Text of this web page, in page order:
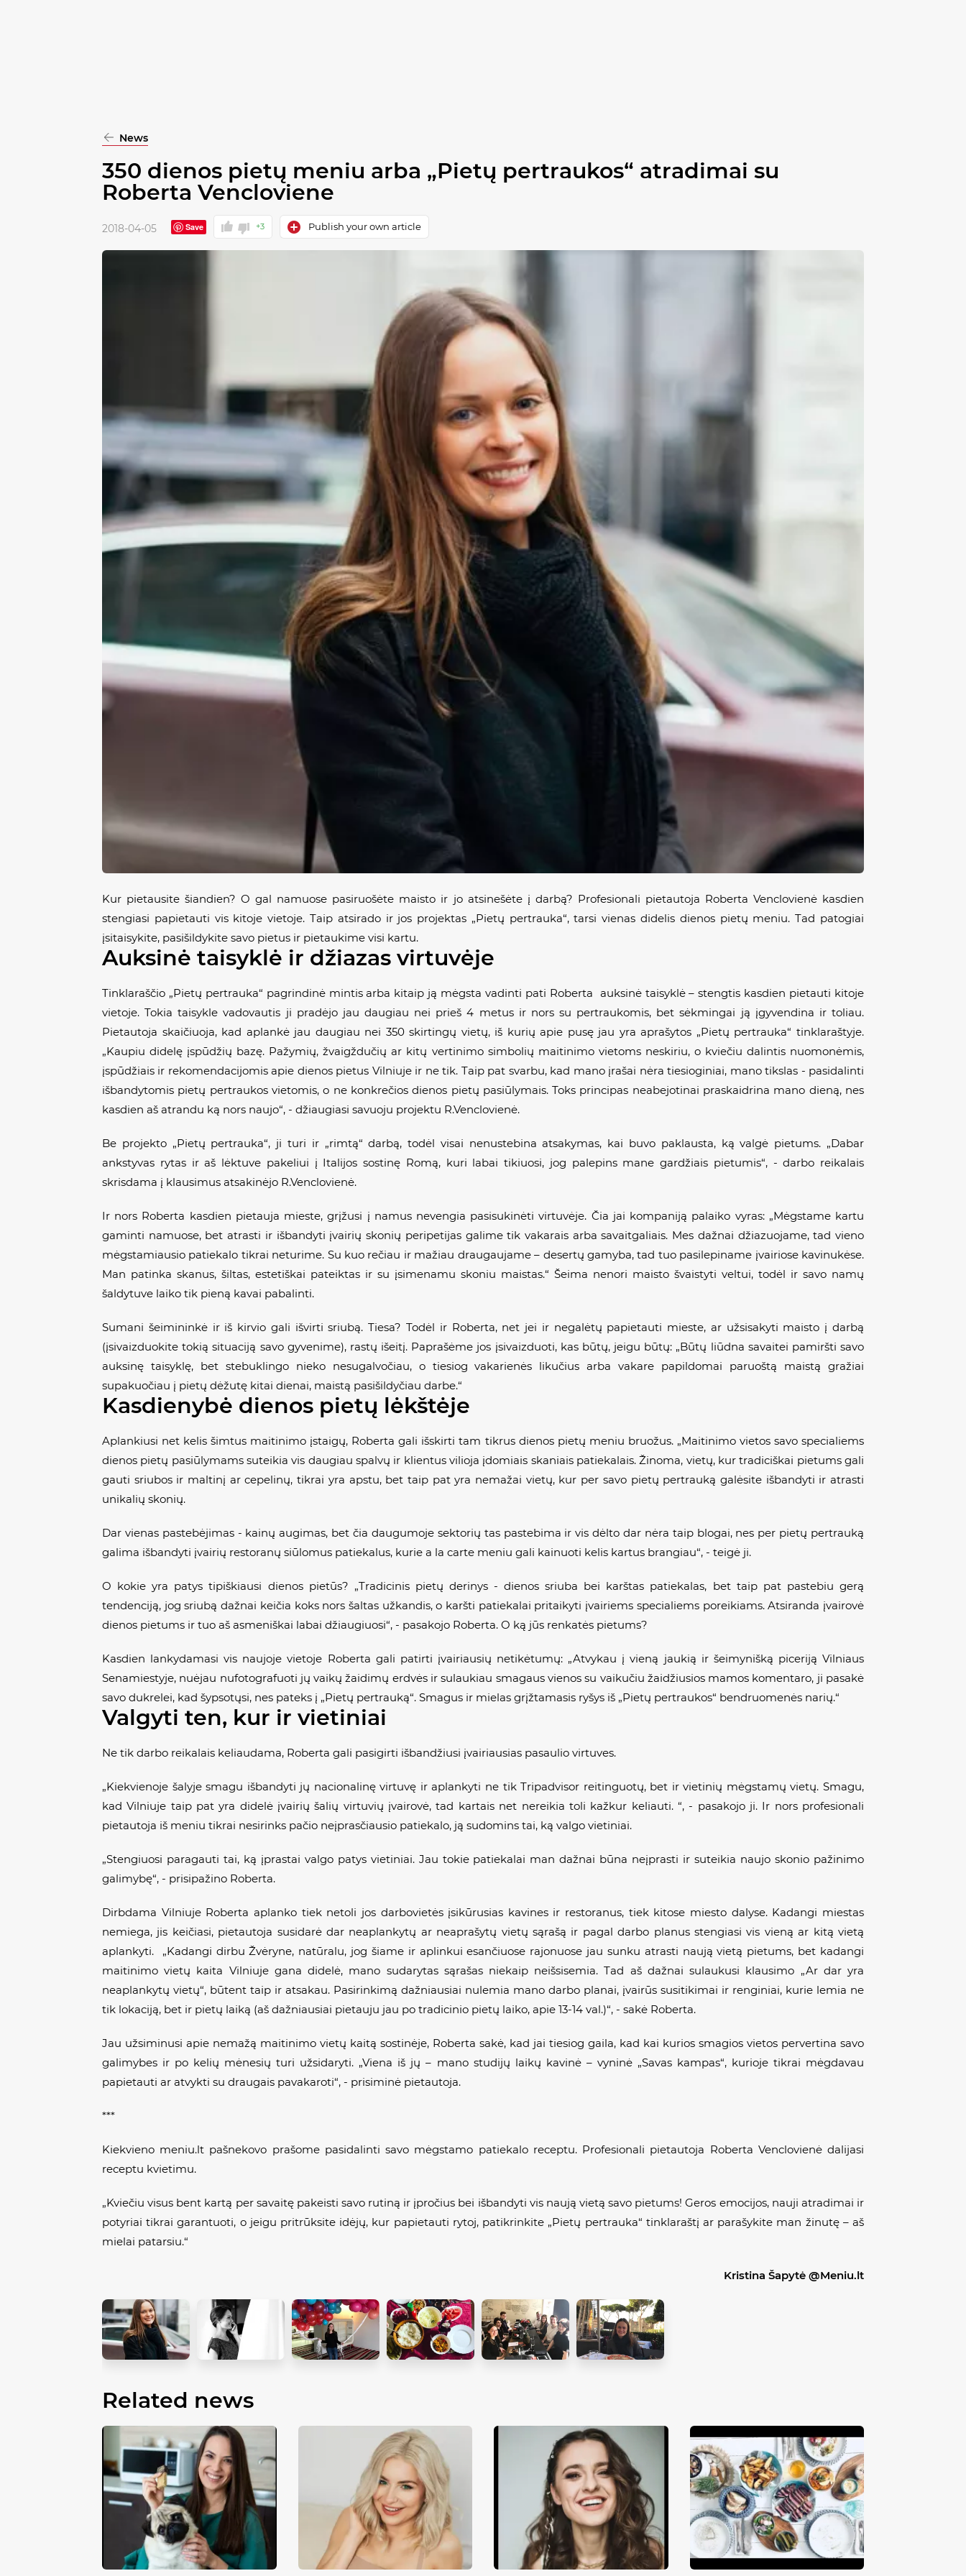
News
350 dienos pietų meniu arba „Pietų pertraukos“ atradimai su
Roberta Vencloviene
2018-04-05 Save +3 Publish your own article
Kur pietausite šiandien? O gal namuose pasiruošėte maisto ir jo atsinešėte į darbą? Profesionali pietautoja Roberta Venclovienė kasdien
stengiasi papietauti vis kitoje vietoje. Taip atsirado ir jos projektas „Pietų pertrauka“, tarsi vienas didelis dienos pietų meniu. Tad patogiai
įsitaisykite, pasišildykite savo pietus ir pietaukime visi kartu.
Auksinė taisyklė ir džiazas virtuvėje
Tinklaraščio „Pietų pertrauka“ pagrindinė mintis arba kitaip ją mėgsta vadinti pati Roberta auksinė taisyklė– stengtis kasdien pietauti kitoje
vietoje. Tokia taisykle vadovautis ji pradėjo jau daugiau nei prieš 4 metus ir nors su pertraukomis, bet sėkmingai ją įgyvendina ir toliau.
Pietautoja skaičiuoja, kad aplankė jau daugiau nei 350 skirtingų vietų, iš kurių apie pusę jau yra aprašytos „Pietų pertrauka“ tinklaraštyje.
„Kaupiu didelę įspūdžių bazę. Pažymių, žvaigždučių ar kitų vertinimo simbolių maitinimo vietoms neskiriu, o kviečiu dalintis nuomonėmis,
įspūdžiais ir rekomendacijomis apie dienos pietus Vilniuje ir ne tik. Taip pat svarbu, kad mano įrašai nėra tiesioginiai, mano tikslas - pasidalinti
išbandytomis pietų pertraukos vietomis, o ne konkrečios dienos pietų pasiūlymais. Toks principas neabejotinai praskaidrina mano dieną, nes
kasdien aš atrandu ką nors naujo“, - džiaugiasi savuoju projektu R.Venclovienė.
Be projekto „Pietų pertrauka“, ji turi ir „rimtą“ darbą, todėl visai nenustebina atsakymas, kai buvo paklausta, ką valgė pietums. „Dabar
ankstyvas rytas ir aš lėktuve pakeliui į Italijos sostinę Romą, kuri labai tikiuosi, jog palepins mane gardžiais pietumis“, - darbo reikalais
skrisdama į klausimus atsakinėjo R.Venclovienė.
Ir nors Roberta kasdien pietauja mieste, grįžusi į namus nevengia pasisukinėti virtuvėje. Čia jai kompaniją palaiko vyras: „Mėgstame kartu
gaminti namuose, bet atrasti ir išbandyti įvairių skonių peripetijas galime tik vakarais arba savaitgaliais. Mes dažnai džiazuojame, tad vieno
mėgstamiausio patiekalo tikrai neturime. Su kuo rečiau ir mažiau draugaujame – desertų gamyba, tad tuo pasilepiname įvairiose kavinukėse.
Man patinka skanus, šiltas, estetiškai pateiktas ir su įsimenamu skoniu maistas.“ Šeima nenori maisto švaistyti veltui, todėl ir savo namų
šaldytuve laiko tik pieną kavai pabalinti.
Sumani šeimininkė ir iš kirvio gali išvirti sriubą. Tiesa? Todėl ir Roberta, net jei ir negalėtų papietauti mieste, ar užsisakyti maisto į darbą
(įsivaizduokite tokią situaciją savo gyvenime), rastų išeitį. Paprašėme jos įsivaizduoti, kas būtų, jeigu būtų: „Būtų liūdna savaitei pamiršti savo
auksinę taisyklę, bet stebuklingo nieko nesugalvočiau, o tiesiog vakarienės likučius arba vakare papildomai paruoštą maistą gražiai
supakuočiau į pietų dėžutę kitai dienai, maistą pasišildyčiau darbe.“
Kasdienybė dienos pietų lėkštėje
Aplankiusi net kelis šimtus maitinimo įstaigų, Roberta gali išskirti tam tikrus dienos pietų meniu bruožus. „Maitinimo vietos savo specialiems
dienos pietų pasiūlymams suteikia vis daugiau spalvų ir klientus vilioja įdomiais skaniais patiekalais. Žinoma, vietų, kur tradiciškai pietums gali
gauti sriubos ir maltinį ar cepelinų, tikrai yra apstu, bet taip pat yra nemažai vietų, kur per savo pietų pertrauką galėsite išbandyti ir atrasti
unikalių skonių.
Dar vienas pastebėjimas - kainų augimas, bet čia daugumoje sektorių tas pastebima ir vis dėlto dar nėra taip blogai, nes per pietų pertrauką
galima išbandyti įvairių restoranų siūlomus patiekalus, kurie a la carte meniu gali kainuoti kelis kartus brangiau“, - teigė ji.
O kokie yra patys tipiškiausi dienos pietūs? „Tradicinis pietų derinys - dienos sriuba bei karštas patiekalas, bet taip pat pastebiu gerą
tendenciją, jog sriubą dažnai keičia koks nors šaltas užkandis, o karšti patiekalai pritaikyti įvairiems specialiems poreikiams. Atsiranda įvairovė
dienos pietums ir tuo aš asmeniškai labai džiaugiuosi“, - pasakojo Roberta. O ką jūs renkatės pietums?
Kasdien lankydamasi vis naujoje vietoje Roberta gali patirti įvairiausių netikėtumų: „Atvykau į vieną jaukią ir šeimynišką piceriją Vilniaus
Senamiestyje, nuėjau nufotografuoti jų vaikų žaidimų erdvės ir sulaukiau smagaus vienos su vaikučiu žaidžiusios mamos komentaro, ji pasakė
savo dukrelei, kad šypsotųsi, nes pateks į „Pietų pertrauką“. Smagus ir mielas grįžtamasis ryšys iš „Pietų pertraukos“ bendruomenės narių.“
Valgyti ten, kur ir vietiniai
Ne tik darbo reikalais keliaudama, Roberta gali pasigirti išbandžiusi įvairiausias pasaulio virtuves.
„Kiekvienoje šalyje smagu išbandyti jų nacionalinę virtuvę ir aplankyti ne tik Tripadvisor reitinguotų, bet ir vietinių mėgstamų vietų. Smagu,
kad Vilniuje taip pat yra didelė įvairių šalių virtuvių įvairovė, tad kartais net nereikia toli kažkur keliauti. “, - pasakojo ji. Ir nors profesionali
pietautoja iš meniu tikrai nesirinks pačio neįprasčiausio patiekalo, ją sudomins tai, ką valgo vietiniai.
„Stengiuosi paragauti tai, ką įprastai valgo patys vietiniai. Jau tokie patiekalai man dažnai būna neįprasti ir suteikia naujo skonio pažinimo
galimybę“, - prisipažino Roberta.
Dirbdama Vilniuje Roberta aplanko tiek netoli jos darbovietės įsikūrusias kavines ir restoranus, tiek kitose miesto dalyse. Kadangi miestas
nemiega, jis keičiasi, pietautoja susidarė dar neaplankytų ar neaprašytų vietų sąrašą ir pagal darbo planus stengiasi vis vieną ar kitą vietą
aplankyti. „Kadangi dirbu Žvėryne, natūralu, jog šiame ir aplinkui esančiuose rajonuose jau sunku atrasti naują vietą pietums, bet kadangi
maitinimo vietų kaita Vilniuje gana didelė, mano sudarytas sąrašas niekaip neišsisemia. Tad aš dažnai sulaukusi klausimo „Ar dar yra
neaplankytų vietų“, būtent taip ir atsakau. Pasirinkimą dažniausiai nulemia mano darbo planai, įvairūs susitikimai ir renginiai, kurie lemia ne
tik lokaciją, bet ir pietų laiką (aš dažniausiai pietauju jau po tradicinio pietų laiko, apie 13-14 val.)“, - sakė Roberta.
Jau užsiminusi apie nemažą maitinimo vietų kaitą sostinėje, Roberta sakė, kad jai tiesiog gaila, kad kai kurios smagios vietos pervertina savo
galimybes ir po kelių mėnesių turi užsidaryti. „Viena iš jų – mano studijų laikų kavinė – vyninė „Savas kampas“, kurioje tikrai mėgdavau
papietauti ar atvykti su draugais pavakaroti“, - prisiminė pietautoja.
***
Kiekvieno meniu.lt pašnekovo prašome pasidalinti savo mėgstamo patiekalo receptu. Profesionali pietautoja Roberta Venclovienė dalijasi
receptu kvietimu.
„Kviečiu visus bent kartą per savaitę pakeisti savo rutiną ir įpročius bei išbandyti vis naują vietą savo pietums! Geros emocijos, nauji atradimai ir
potyriai tikrai garantuoti, o jeigu pritrūksite idėjų, kur papietauti rytoj, patikrinkite „Pietų pertrauka“ tinklaraštį ar parašykite man žinutę – aš
mielai patarsiu.“
Kristina Šapytė @Meniu.lt
Related news